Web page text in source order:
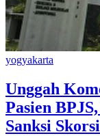
yogyakarta
Unggah
Pasien
Sanksi